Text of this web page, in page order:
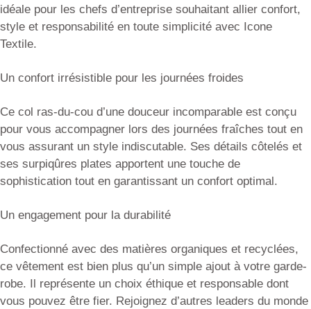
idéale pour les chefs d’entreprise souhaitant allier confort,
style et responsabilité en toute simplicité avec Icone
Textile.
Un confort irrésistible pour les journées froides
Ce col ras-du-cou d’une douceur incomparable est conçu
pour vous accompagner lors des journées fraîches tout en
vous assurant un style indiscutable. Ses détails côtelés et
ses surpiqûres plates apportent une touche de
sophistication tout en garantissant un confort optimal.
Un engagement pour la durabilité
Confectionné avec des matières organiques et recyclées,
ce vêtement est bien plus qu’un simple ajout à votre garde-
robe. Il représente un choix éthique et responsable dont
vous pouvez être fier. Rejoignez d’autres leaders du monde